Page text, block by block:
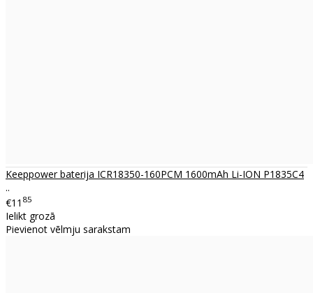
Keeppower baterija ICR18350-160PCM 1600mAh Li-ION P1835C4
..
€11 85
Ielikt grozā
Pievienot vēlmju sarakstam